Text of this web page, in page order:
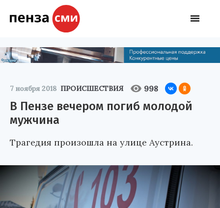
7 ноября 2018 ПРОИСШЕСТВИЯ 998
В Пензе вечером погиб молодой
мужчина
Трагедия произошла на улице Аустрина.